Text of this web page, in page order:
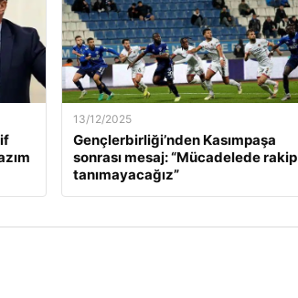
13/12/2025
Gençlerbirliği’nden Kasımpaşa
sonrası mesaj: “Mücadelede rakip
tanımayacağız”